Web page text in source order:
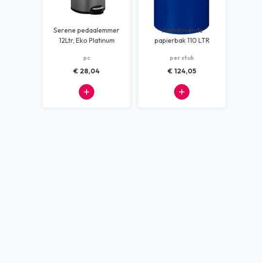
Serene pedaalemmer
12Ltr, Eko Platinum
pc
€ 28,04
Vlamdovende
papierbak 110 LTR
per stuk
€ 124,05